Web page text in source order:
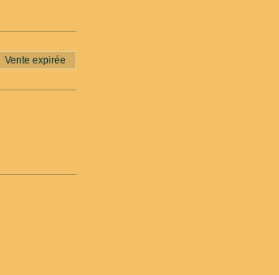
Vente expirée